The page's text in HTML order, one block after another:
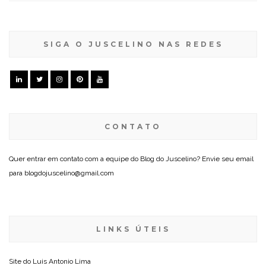
SIGA O JUSCELINO NAS REDES
CONTATO
Quer entrar em contato com a equipe do Blog do Juscelino? Envie seu email
para blogdojuscelino@gmail.com
LINKS ÚTEIS
Site do Luis Antonio Lima